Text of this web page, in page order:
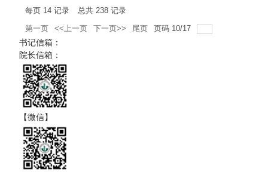
每页 14 记录 总共 238 记录
第一页
<<上一页 下一页>> 尾页 页码 10/17
书记信箱：
院长信箱：
【微信】